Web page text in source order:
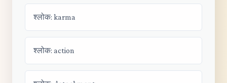
श्लोक: karma
श्लोक: action